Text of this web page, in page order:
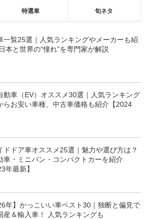
特選車 旬ネタ
一覧25選｜人気ランキングやメーカーも紹
本と世界の“憧れ”を専門家が解説
動車（EV）オススメ30選｜人気ランキング
らお安い車種、中古車価格も紹介【2024
ドドア車オススメ25選｜魅力や選び方は？
車・ミニバン・コンパクトカーを紹介
年最新】
年】かっこいい車ベスト30｜独断と偏見で
産＆輸入車！ 人気ランキングも